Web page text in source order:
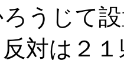
うじて
対は２